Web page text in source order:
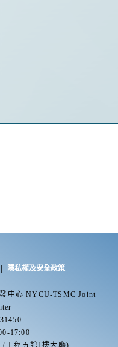
隱私權及安全政策
中心 NYCU-TSMC Joint
17:00
(工程五館1樓大廳)